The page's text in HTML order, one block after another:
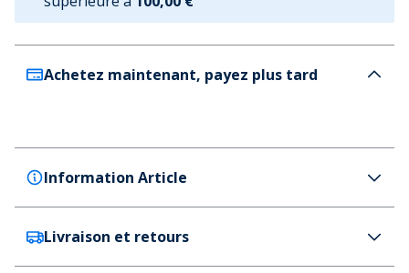
Achetez maintenant, payez plus tard
Information Article
adidas Originals
adidas Originals Baskets Superstar Messi Homme
Livraison et retours